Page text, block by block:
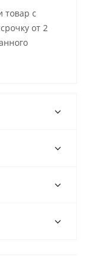
товар с
от 2